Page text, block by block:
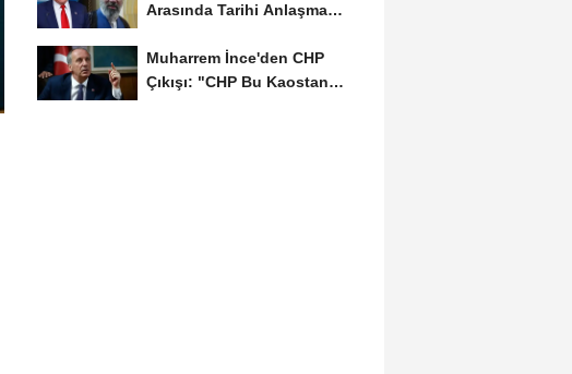
Arasında Tarihi Anlaşma
Muharrem İnce'den CHP
Çıkışı: "CHP Bu Kaostan